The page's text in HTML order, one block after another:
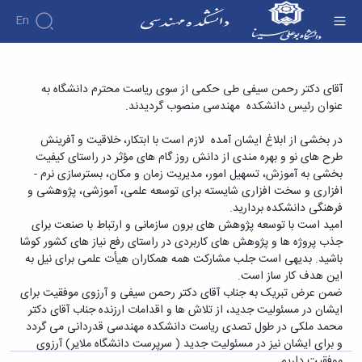
En
دانشکده
درباره
دانشکده
تاریخچه
ریاست
دانشکده
روسای
پیشین
افتخارات
آلبوم
عکس
اطلاعات
تماس
سازمان
دانشکده
معاونت
آموزشی
آموزش
دوره
کارشناسی
فرم
ها
و
آئین
نامه
ها
آیین‌نامه‌های
معاونت
آموزشی
تحصیلات
تکمیلی
فرم
ها
پژوهش
پژوهش
هفته
پژوهش
کارگاه ها
آزمایشگاه
ها
گروه
برق
گروه
عمران
گروه
مکانیک
گروه
اساتید
اساتید
دانشکده
اساتید
بازنشسته
کارکنان
دانشکده
مهندسی
آموزشی
گروه
های
آموزشی
مهندسی
برق
مهندسی
مواد
مهندسی
عمران
مهندسی
صنایع
انتصاب رئیس جدید دانشکده مهندسی - دانشکده
فنی و مهندسی
آقای دکتر رحمن سیفی طی حکمی از سوی ریاست محترم دانشگاه به
عنوان رئیس دانشکده مهندسی منصوب گردیدند.
در بخشی از ابلاغ ایشان آمده لازم است با ابتکار، خلاقیت و آفرینش
طرح ­های نو و بهره ­مندی از دانش روز گام های مؤثر در راستای کیفیت
بخشی به آموزش، تسهیل امور، مدیریت زمان و مکان، بسترسازی نرم ­
افزاری و سخت افزاری شایسته برای توسعه علمی، آموزشی، پژوهشی و
فرهنگی دانشکده بردارید.
امید است با توسعه پژوهش های برون سازمانی و ارتباط با صنعت برای
جذب پروژه ها و پژوهش های کاربردی در راستای رفع نیاز های کشور کوشا
باشید. بدیهی است جلب مشارکت همه همکاران هیأت علمی برای نیل به
این هدف کار ساز است.
ضمن عرض تبریک به جناب آقای دکتر رحمن سیفی و آرزوی موفقیت برای
ایشان در مسئولیت جدید، از تلاش ها و اقدامات ارزنده جناب آقای دکتر
محمد ملکی در طول تصدی ریاست دانشکده مهندسی قدردانی می گردد
و برای ایشان نیز در مسئولیت جدید ( سرپرست دانشگاه ملایر) آرزوی